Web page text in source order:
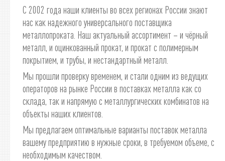
С 2002 года наши клиенты во всех регионах России знают
нас как надежного универсального поставщика
металлопроката. Наш актуальный ассортимент – и чёрный
металл, и оцинкованный прокат, и прокат с полимерным
покрытием, и трубы, и нестандартный металл.
Мы прошли проверку временем, и стали одним из ведущих
операторов на рынке России в поставках металла как со
склада, так и напрямую с металлургических комбинатов на
объекты наших клиентов.
Мы предлагаем оптимальные варианты поставок металла
вашему предприятию в нужные сроки, в требуемом объеме, с
необходимым качеством.